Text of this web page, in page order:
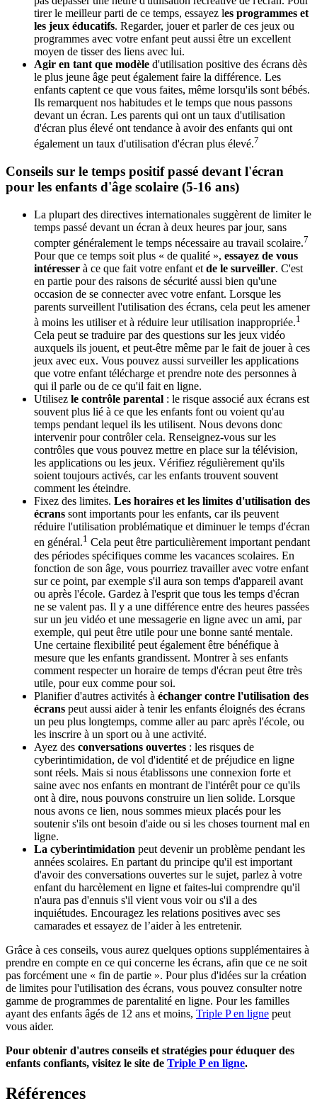
tirer le meilleur parti de ce temps, essayez les programmes et
les jeux éducatifs. Regarder, jouer et parler de ces jeux ou
programmes avec votre enfant peut aussi être un excellent
moyen de tisser des liens avec lui.
Agir en tant que modèle d'utilisation positive des écrans dès
le plus jeune âge peut également faire la différence. Les
enfants captent ce que vous faites, même lorsqu'ils sont bébés.
Ils remarquent nos habitudes et le temps que nous passons
devant un écran. Les parents qui ont un taux d'utilisation
d'écran plus élevé ont tendance à avoir des enfants qui ont
également un taux d'utilisation d'écran plus élevé.7
Conseils sur le temps positif passé devant l'écran
pour les enfants d'âge scolaire (5-16 ans)
La plupart des directives internationales suggèrent de limiter le
temps passé devant un écran à deux heures par jour, sans
compter généralement le temps nécessaire au travail scolaire.7
Pour que ce temps soit plus « de qualité », essayez de vous
intéresser à ce que fait votre enfant et de le surveiller. C'est
en partie pour des raisons de sécurité aussi bien qu'une
occasion de se connecter avec votre enfant. Lorsque les
parents surveillent l'utilisation des écrans, cela peut les amener
à moins les utiliser et à réduire leur utilisation inappropriée.1
Cela peut se traduire par des questions sur les jeux vidéo
auxquels ils jouent, et peut-être même par le fait de jouer à ces
jeux avec eux. Vous pouvez aussi surveiller les applications
que votre enfant télécharge et prendre note des personnes à
qui il parle ou de ce qu'il fait en ligne.
Utilisez le contrôle parental : le risque associé aux écrans est
souvent plus lié à ce que les enfants font ou voient qu'au
temps pendant lequel ils les utilisent. Nous devons donc
intervenir pour contrôler cela. Renseignez-vous sur les
contrôles que vous pouvez mettre en place sur la télévision,
les applications ou les jeux. Vérifiez régulièrement qu'ils
soient toujours activés, car les enfants trouvent souvent
comment les éteindre.
Fixez des limites. Les horaires et les limites d'utilisation des
écrans sont importants pour les enfants, car ils peuvent
réduire l'utilisation problématique et diminuer le temps d'écran
en général.1 Cela peut être particulièrement important pendant
des périodes spécifiques comme les vacances scolaires. En
fonction de son âge, vous pourriez travailler avec votre enfant
sur ce point, par exemple s'il aura son temps d'appareil avant
ou après l'école. Gardez à l'esprit que tous les temps d'écran
ne se valent pas. Il y a une différence entre des heures passées
sur un jeu vidéo et une messagerie en ligne avec un ami, par
exemple, qui peut être utile pour une bonne santé mentale.
Une certaine flexibilité peut également être bénéfique à
mesure que les enfants grandissent. Montrer à ses enfants
comment respecter un horaire de temps d'écran peut être très
utile, pour eux comme pour soi.
Planifier d'autres activités à échanger contre l'utilisation des
écrans peut aussi aider à tenir les enfants éloignés des écrans
un peu plus longtemps, comme aller au parc après l'école, ou
les inscrire à un sport ou à une activité.
Ayez des conversations ouvertes : les risques de
cyberintimidation, de vol d'identité et de préjudice en ligne
sont réels. Mais si nous établissons une connexion forte et
saine avec nos enfants en montrant de l'intérêt pour ce qu'ils
ont à dire, nous pouvons construire un lien solide. Lorsque
nous avons ce lien, nous sommes mieux placés pour les
soutenir s'ils ont besoin d'aide ou si les choses tournent mal en
ligne.
La cyberintimidation peut devenir un problème pendant les
années scolaires. En partant du principe qu'il est important
d'avoir des conversations ouvertes sur le sujet, parlez à votre
enfant du harcèlement en ligne et faites-lui comprendre qu'il
n'aura pas d'ennuis s'il vient vous voir ou s'il a des
inquiétudes. Encouragez les relations positives avec ses
camarades et essayez de l’aider à les entretenir.
Grâce à ces conseils, vous aurez quelques options supplémentaires à
prendre en compte en ce qui concerne les écrans, afin que ce ne soit
pas forcément une « fin de partie ». Pour plus d'idées sur la création
de limites pour l'utilisation des écrans, vous pouvez consulter notre
gamme de programmes de parentalité en ligne. Pour les familles
ayant des enfants âgés de 12 ans et moins, Triple P en ligne peut
vous aider.
Pour obtenir d'autres conseils et stratégies pour éduquer des
enfants confiants, visitez le site de Triple P en ligne.
Références